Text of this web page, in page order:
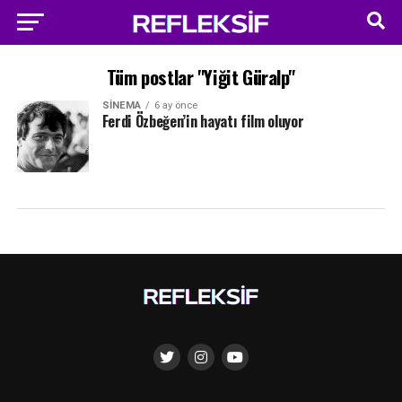
Tüm postlar "Yiğit Güralp"
SINEMA 6 ay önce
Ferdi Özbeğen’in hayatı film oluyor